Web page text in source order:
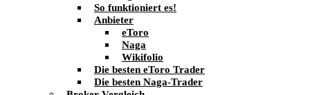
So funktioniert es!
Anbieter
eToro
Naga
Wikifolio
Die besten eToro Trader
Die besten Naga-Trader